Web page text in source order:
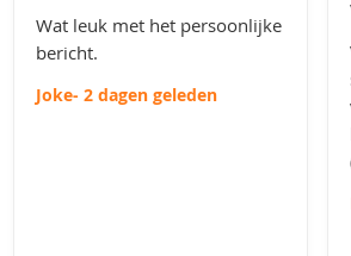
Wat leuk met het persoonlijke
bericht.
Joke- 2 dagen geleden